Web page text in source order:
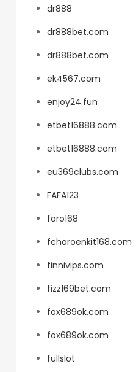
dr888
dr888bet.com
dr888bet.com
ek4567.com
enjoy24.fun
etbet16888.com
etbet16888.com
eu369clubs.com
FAFA123
faro168
fcharoenkit168.com
finnivips.com
fizz169bet.com
fox689ok.com
fox689ok.com
fullslot